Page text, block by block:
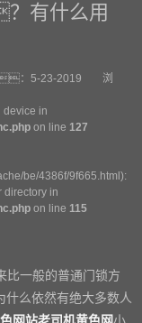
有什么用
： 5-23-2019
浏
device in
on line 127
be/4386f/9f665.html):
directory in
on line 115
一般的普通门锁方
么依然有绝大多数人